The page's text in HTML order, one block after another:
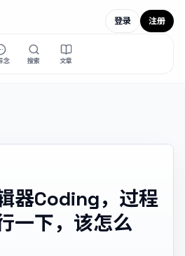
念 搜索 文章
登录 注册
器Coding，过程
一下，该怎么